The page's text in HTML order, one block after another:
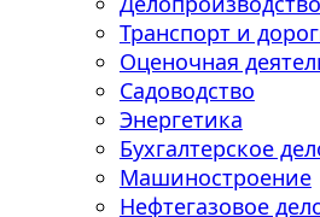
Транспорт и
Оценочная
Садоводство
Энергетика
Бухгалтерское
Машиностроение
Нефтегазовое